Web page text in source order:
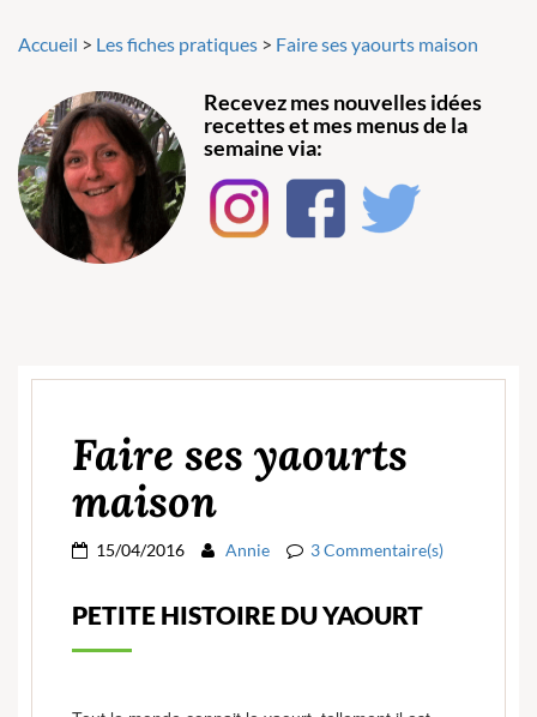
Accueil > Les fiches pratiques > Faire ses yaourts maison
Recevez mes nouvelles idées
recettes et mes menus de la
semaine via:
Faire ses yaourts
maison
15/04/2016 Annie 3 Commentaire(s)
PETITE HISTOIRE DU YAOURT